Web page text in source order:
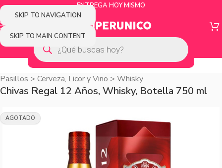
SKIP TO NAVIGATION
SKIP TO MAIN CONTENT
ENTREGA HOY MISMO
Pasillos > Cerveza, Licor y Vino > Whisky
Chivas Regal 12 Años, Whisky, Botella 750 ml
AGOTADO